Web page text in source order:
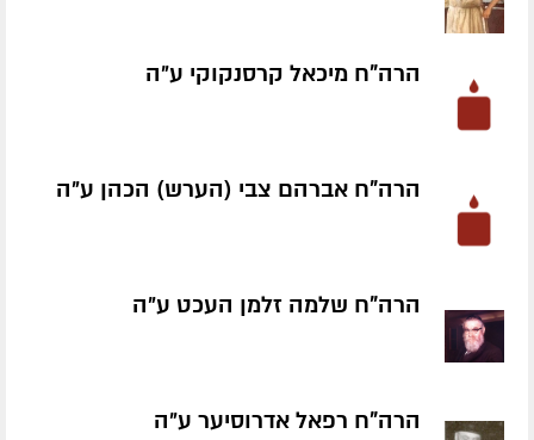
הרה"ח מיכאל קרסנקוקי ע״ה
הרה"ח אברהם צבי (הערש) הכהן ע״ה
הרה"ח שלמה זלמן העכט ע״ה
הרה"ח רפאל אדרוסיער ע״ה